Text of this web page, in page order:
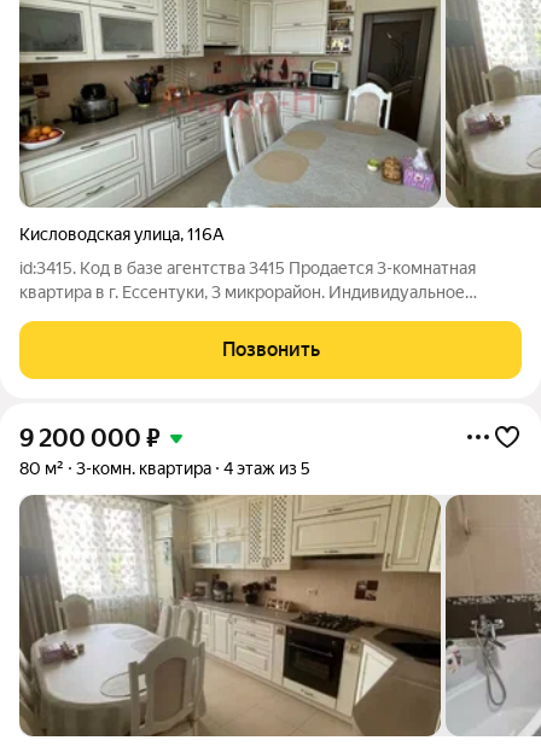
Кисловодская улица,116А
id:3415. Код в базе агентства 3415 Продается 3-комнатная
квартира в г. Ессентуки, 3 микрорайон. Индивидуальное
кв.м, кухня-15 кв.м Квартира красивая, просторная, светлая, с
евроремонтом. Все
Позвонить
9 200 000 ₽
80 м² 3-комн. квартира 4 этаж из 5